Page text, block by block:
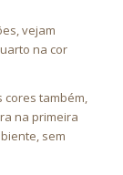
vejam
na cor
cores também,
na primeira
sem